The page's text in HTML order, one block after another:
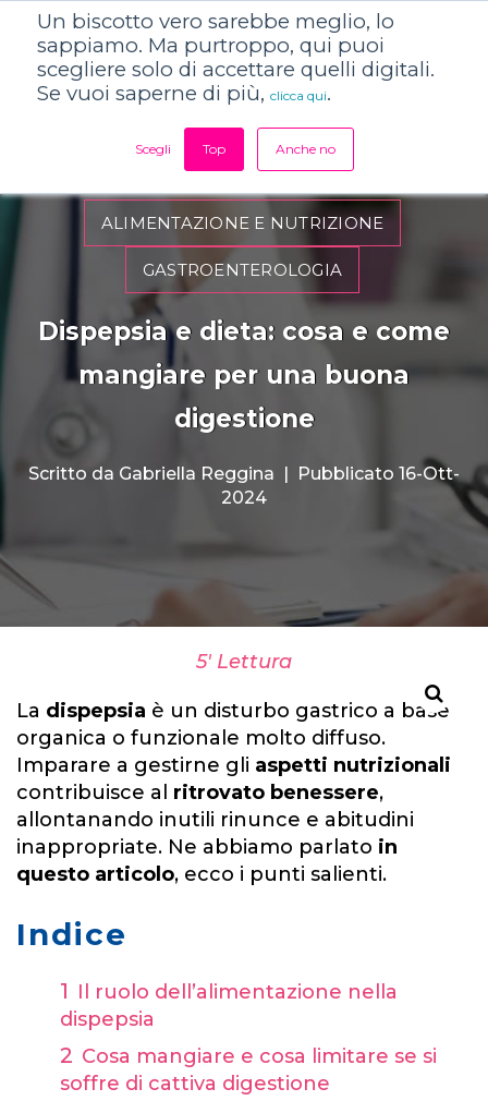
Un biscotto vero sarebbe meglio, lo
sappiamo. Ma purtroppo, qui puoi
scegliere solo di accettare quelli digitali.
Se vuoi saperne di più, clicca qui.
Scegli Top Anche no
ALIMENTAZIONE E NUTRIZIONE
GASTROENTEROLOGIA
Dispepsia e dieta: cosa e come
mangiare per una buona
digestione
Scritto da Gabriella Reggina | Pubblicato 16-Ott-
2024
5' Lettura
La dispepsia è un disturbo gastrico a base
organica o funzionale molto diffuso.
Imparare a gestirne gli aspetti nutrizionali
contribuisce al ritrovato benessere,
allontanando inutili rinunce e abitudini
inappropriate. Ne abbiamo parlato in
questo articolo, ecco i punti salienti.
Indice
Il ruolo dell’alimentazione nella
dispepsia
Cosa mangiare e cosa limitare se si
soffre di cattiva digestione